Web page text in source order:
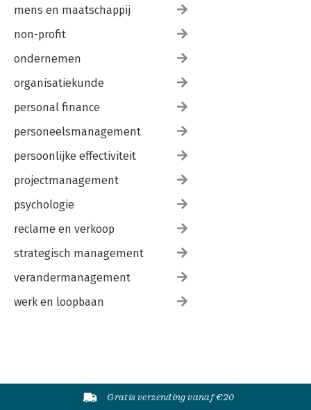
mens en maatschappij
non-profit
ondernemen
organisatiekunde
personal finance
personeelsmanagement
persoonlijke effectiviteit
projectmanagement
psychologie
reclame en verkoop
strategisch management
verandermanagement
werk en loopbaan
Gratis verzending vanaf €20